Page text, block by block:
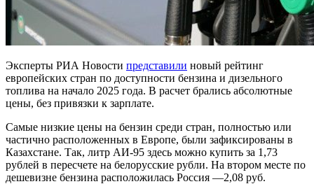
Эксперты РИА Новости представили новый рейтинг
европейских стран по доступности бензина и дизельного
топлива на начало 2025 года. В расчет брались абсолютные
цены, без привязки к зарплате.
Самые низкие цены на бензин среди стран, полностью или
частично расположенных в Европе, были зафиксированы в
Казахстане. Так, литр АИ-95 здесь можно купить за 1,73
рублей в пересчете на белорусские рубли. На втором месте по
дешевизне бензина расположилась Россия —2,08 руб.